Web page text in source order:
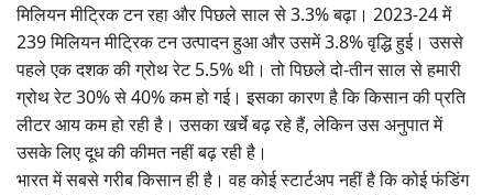
मिलियन मीट्रिक टन रहा और पिछले साल से 3.3% बढ़ा। 2023-24 में
239 मिलियन मीट्रिक टन उत्पादन हुआ और उसमें 3.8% वृद्धि हुई। उससे
पहले एक दशक की ग्रोथ रेट 5.5% थी। तो पिछले दो-तीन साल से हमारी
ग्रोथ रेट 30% से 40% कम हो गई। इसका कारण है कि किसान की प्रति
लीटर आय कम हो रही है। उसका खर्चे बढ़ रहे हैं, लेकिन उस अनुपात में
उसके लिए दूध की कीमत नहीं बढ़ रही है।
भारत में सबसे गरीब किसान ही है। वह कोई स्टार्टअप नहीं है कि कोई फंडिंग